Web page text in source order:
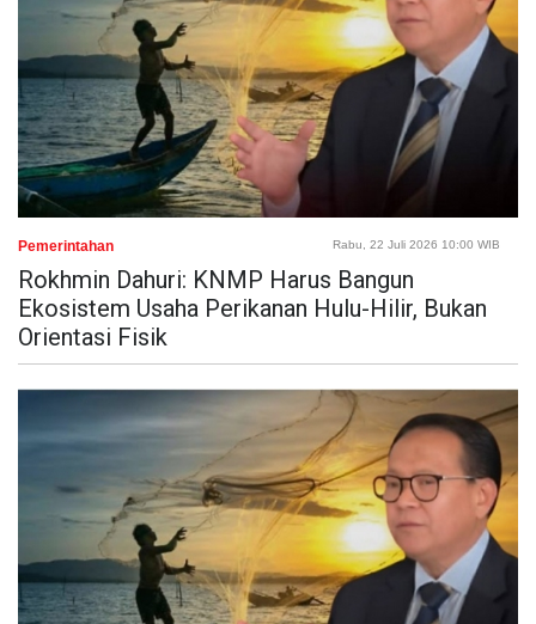
Pemerintahan Rabu, 22 Juli 2026 10:00 WIB
Rokhmin Dahuri: KNMP Harus Bangun
Ekosistem Usaha Perikanan Hulu-Hilir, Bukan
Orientasi Fisik